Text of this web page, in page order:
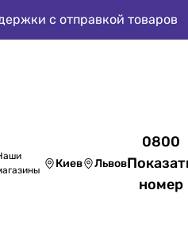
с отправкой товаров
Киев Львов
0800
номер